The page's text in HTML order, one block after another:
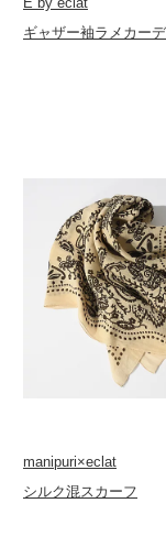
ギャザー袖ラメカー
manipuri×eclat
シルク混スカーフ